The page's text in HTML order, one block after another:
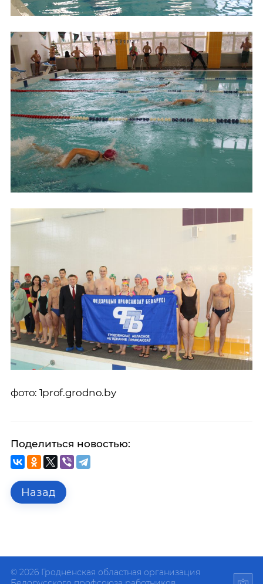
фото: 1prof.grodno.by
Поделиться новостью:
Назад
© 2026 Гродненская областная организация